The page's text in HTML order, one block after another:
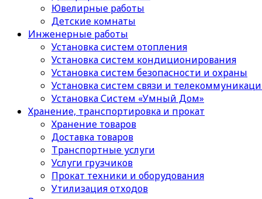
Ювелирные работы
Детские комнаты
Инженерные работы
Установка систем отопления
Установка систем кондиционирования
Установка систем безопасности и охраны
Установка систем связи и
Установка Систем «Умный Дом»
Хранение, транспортировка и прокат
Хранение товаров
Доставка товаров
Транспортные услуги
Услуги грузчиков
Прокат техники и оборудования
Утилизация отходов